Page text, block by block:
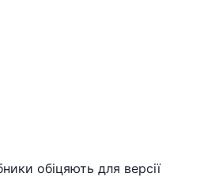
обіцяють для версії